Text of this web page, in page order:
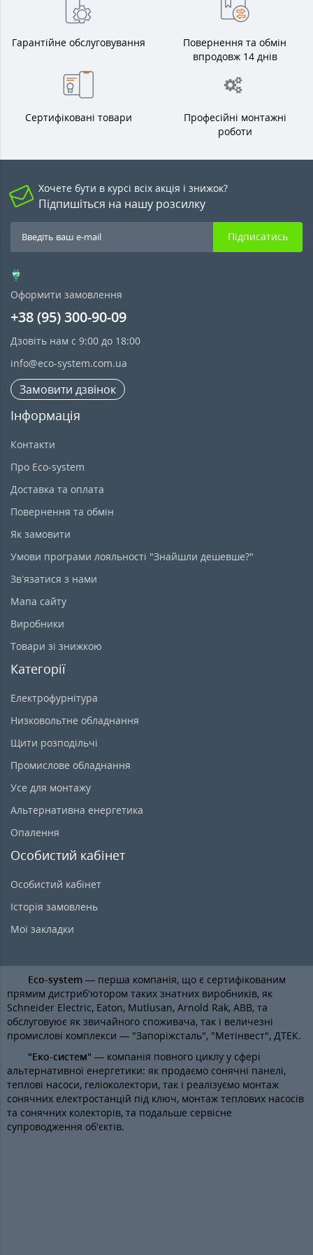
Гарантійне обслуговування
Повернення та обмін
впродовж 14 днів
Сертифіковані товари
Професійні монтажні
роботи
Хочете бути в курсі всіх акція і знижок?
Підпишіться на нашу розсилку
Підписатись
Оформити замовлення
+38 (95) 300-90-09
Дзовіть нам с 9:00 до 18:00
info@eco-system.com.ua
Замовити дзвінок
Інформація
Контакти
Про Eco-system
Доставка та оплата
Повернення та обмін
Як замовити
Умови програми лояльності "Знайшли дешевше?"
Зв’язатися з нами
Мапа сайту
Виробники
Товари зі знижкою
Категорії
Електрофурнітура
Низковольтне обладнання
Щити розподільчі
Промислове обладнання
Усе для монтажу
Альтернативна енергетика
Опалення
Особистий кабінет
Особистий кабінет
Історія замовлень
Мої закладки
Eco-system — перша компанія, що є сертифікованим
прямим дистриб'ютором таких знатних виробників, як
Schneider Electric, Eaton, Mutlusan, Arnold Rak, ABB, та
обслуговуює як звичайного споживача, так і величезні
промислові комплекси — "Запоріжсталь", "Метінвест", ДТЕК.
"Еко-систем" — компанія повного циклу у сфері
альтернативної енергетики: як продаємо сонячні панелі,
теплові насоси, геліоколектори, так і реалізуємо монтаж
сонячних електростанцій під ключ, монтаж теплових насосів
та сонячних колекторів, та подальше сервісне
супроводження об'єктів.